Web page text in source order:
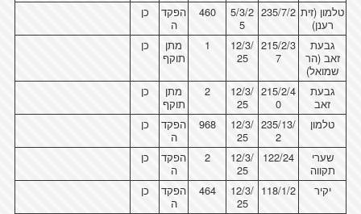
טלמון (זית
רענן)
235/7/2
5/3/2
5
460
הפקד
ה
כן
גבעת
זאב (הר
שמואל)
215/2/3
7
12/3/
25
1
מתן
תוקף
כן
גבעת
זאב
215/2/4
0
12/3/
25
2
מתן
תוקף
כן
טלמון
235/13/
2
12/3/
25
968
הפקד
ה
כן
שערי
תקווה
122/24
12/3/
25
2
הפקד
ה
כן
יקיר 118/1/2
12/3/
25
464
הפקד
ה
כן